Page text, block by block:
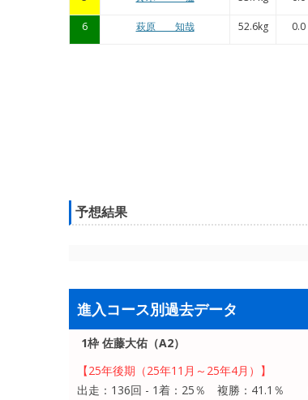
6 萩原 知哉 52.6kg 0.0
予想結果
進入コース別過去データ
1枠 佐藤大佑（A2）
【25年後期（25年11月～25年4月）】
出走：136回 - 1着：25％ 複勝：41.1％